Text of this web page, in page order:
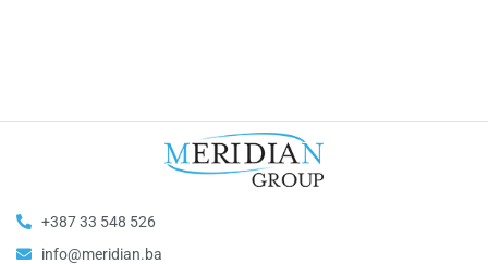
+387 33 548 526
info@meridian.ba